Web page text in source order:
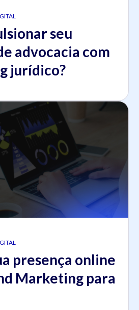
seu
advocacia com
jurídico?
presença online
Marketing para